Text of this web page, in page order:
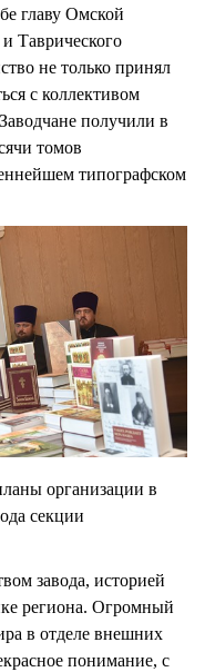
главу Омской
Таврического
не только принял
с коллективом
получили в
томов
типографском
организации в
секции
завода, историей
региона. Огромный
в отделе внешних
понимание, с